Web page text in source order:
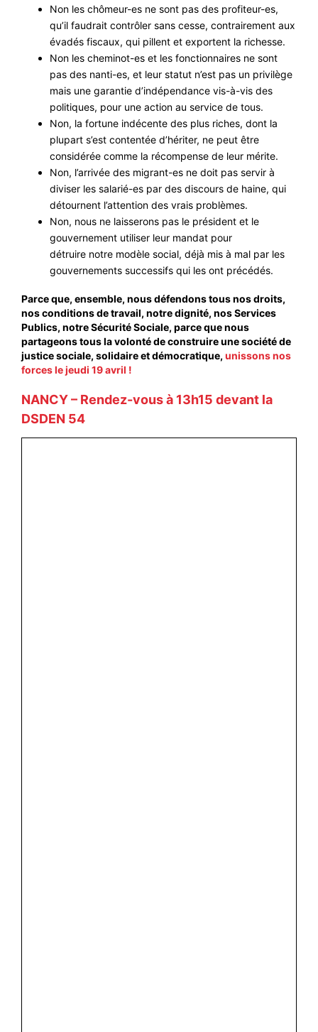
Non les chômeur-es ne sont pas des profiteur-es,
qu’il faudrait contrôler sans cesse, contrairement aux
évadés fiscaux, qui pillent et exportent la richesse.
Non les cheminot-es et les fonctionnaires ne sont
pas des nanti-es, et leur statut n’est pas un privilège
mais une garantie d’indépendance vis-à-vis des
politiques, pour une action au service de tous.
Non, la fortune indécente des plus riches, dont la
plupart s’est contentée d’hériter, ne peut être
considérée comme la récompense de leur mérite.
Non, l’arrivée des migrant-es ne doit pas servir à
diviser les salarié-es par des discours de haine, qui
détournent l’attention des vrais problèmes.
Non, nous ne laisserons pas le président et le
gouvernement utiliser leur mandat pour
détruire notre modèle social, déjà mis à mal par les
gouvernements successifs qui les ont précédés.
Parce que, ensemble, nous défendons tous nos droits,
nos conditions de travail, notre dignité, nos Services
Publics, notre Sécurité Sociale, parce que nous
partageons tous la volonté de construire une société de
justice sociale, solidaire et démocratique, unissons nos
forces le jeudi 19 avril !
NANCY – Rendez-vous à 13h15 devant la
DSDEN 54